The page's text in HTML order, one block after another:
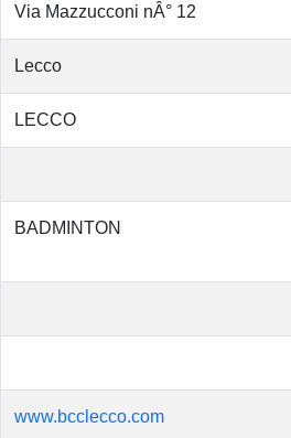
Via Mazzucconi nÂ° 12
Lecco
LECCO
BADMINTON
www.bcclecco.com